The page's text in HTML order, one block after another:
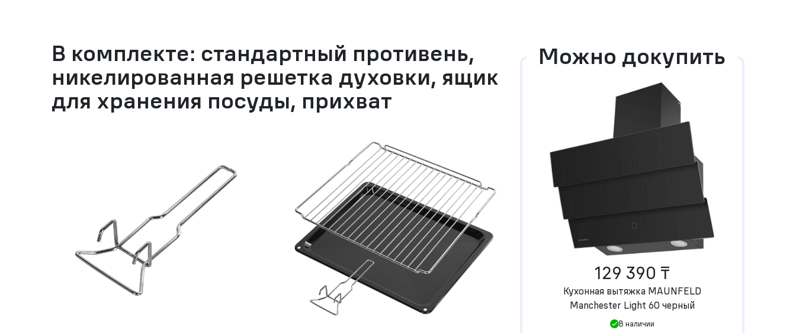
В комплекте: стандартный противень,
никелированная решетка духовки, ящик
для хранения посуды, прихват
Можно докупить
129 390 ₸
Кухонная вытяжка MAUNFELD
Manchester Light 60 черный
В наличии